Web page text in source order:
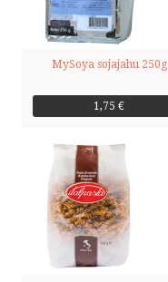
MySoya sojajahu 250g
1,75 €